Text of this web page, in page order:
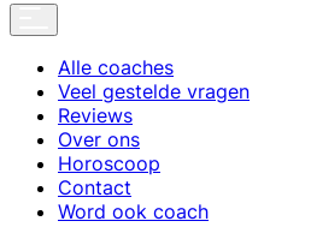
Alle coaches
Veel gestelde vragen
Reviews
Over ons
Horoscoop
Contact
Word ook coach